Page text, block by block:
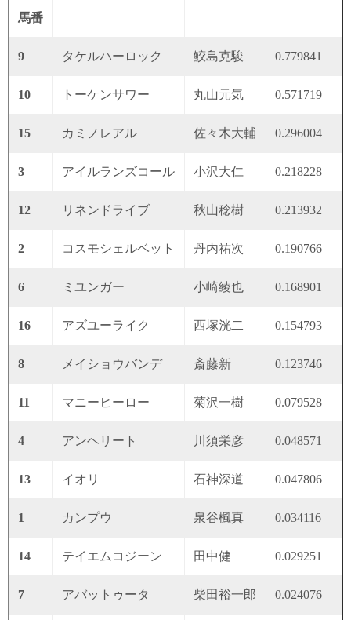
馬番
9 タケルハーロック 鮫島克駿 0.779841
10 トーケンサワー 丸山元気 0.571719
15 カミノレアル 佐々木大輔 0.296004
3 アイルランズコール 小沢大仁 0.218228
12 リネンドライブ 秋山稔樹 0.213932
2 コスモシェルベット 丹内祐次 0.190766
6 ミユンガー 小崎綾也 0.168901
16 アズユーライク 西塚洸二 0.154793
8 メイショウバンデ 斎藤新 0.123746
11 マニーヒーロー 菊沢一樹 0.079528
4 アンヘリート 川須栄彦 0.048571
13 イオリ 石神深道 0.047806
1 カンプウ 泉谷楓真 0.034116
14 テイエムコジーン 田中健 0.029251
7 アバットゥータ 柴田裕一郎 0.024076